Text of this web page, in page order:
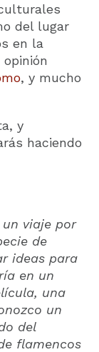
del lugar
en la
, y mucho
y
haciendo
viaje por
de
ideas para
en un
una
un
del
flamencos